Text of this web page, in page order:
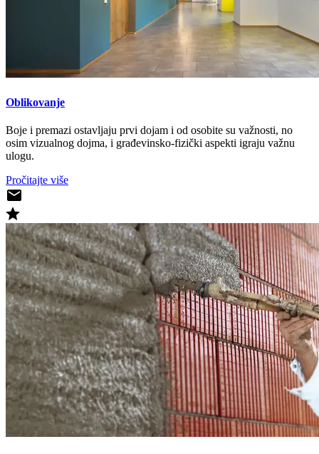
Oblikovanje
Boje i premazi ostavljaju prvi dojam i od osobite su važnosti, no
osim vizualnog dojma, i građevinsko-fizički aspekti igraju važnu
ulogu.
Pročitajte više